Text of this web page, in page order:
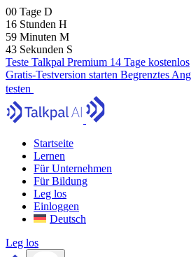
00 Tage D
16 Stunden H
59 Minuten M
41 Sekunden S
Teste Talkpal Premium 14 Tage kostenlos
Gratis-Testversion starten Begrenztes
testen
Startseite
Lernen
Für Unternehmen
Für Bildung
Leg los
Einloggen
Deutsch
Leg los